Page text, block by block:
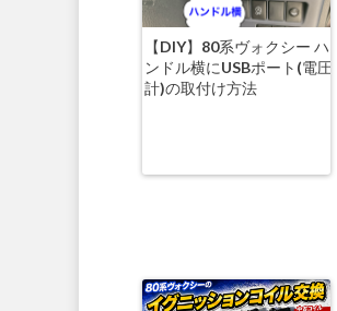
【DIY】80系ヴォクシー ハ
ンドル横にUSBポート(電圧
計)の取付け方法